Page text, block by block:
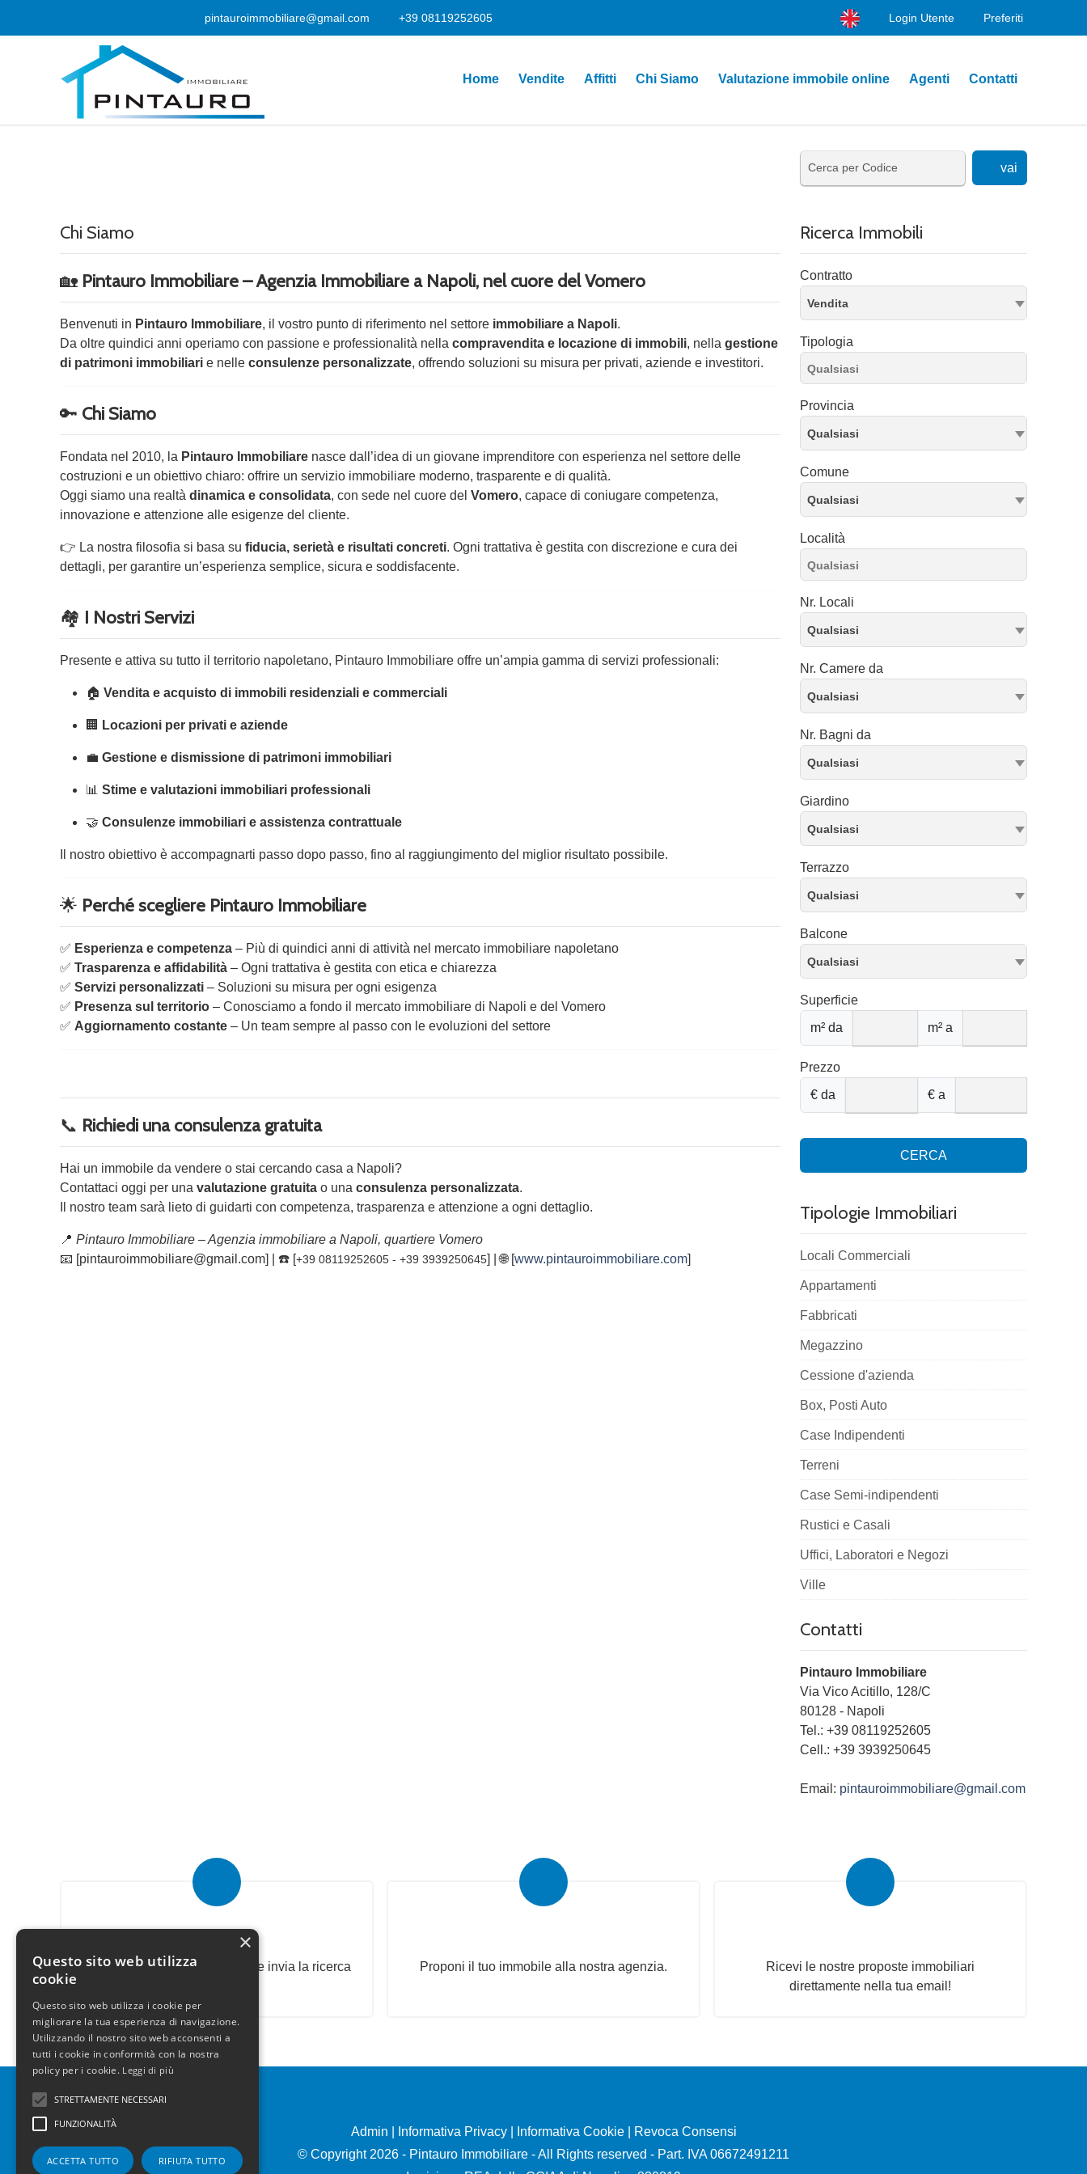
pintauroimmobiliare@gmail.com +39 08119252605 Login Utente Preferiti
Home Vendite Affitti Chi Siamo Valutazione immobile online Agenti Contatti
vai
Chi Siamo
🏡 Pintauro Immobiliare – Agenzia Immobiliare a Napoli, nel cuore del Vomero
Benvenuti in Pintauro Immobiliare, il vostro punto di riferimento nel settore immobiliare a Napoli.
Da oltre quindici anni operiamo con passione e professionalità nella compravendita e locazione di immobili, nella gestione
di patrimoni immobiliari e nelle consulenze personalizzate, offrendo soluzioni su misura per privati, aziende e investitori.
🔑 Chi Siamo
Fondata nel 2010, la Pintauro Immobiliare nasce dall’idea di un giovane imprenditore con esperienza nel settore delle
costruzioni e un obiettivo chiaro: offrire un servizio immobiliare moderno, trasparente e di qualità.
Oggi siamo una realtà dinamica e consolidata, con sede nel cuore del Vomero, capace di coniugare competenza,
innovazione e attenzione alle esigenze del cliente.
👉 La nostra filosofia si basa su fiducia, serietà e risultati concreti. Ogni trattativa è gestita con discrezione e cura dei
dettagli, per garantire un’esperienza semplice, sicura e soddisfacente.
🏘️ I Nostri Servizi
Presente e attiva su tutto il territorio napoletano, Pintauro Immobiliare offre un’ampia gamma di servizi professionali:
🏠 Vendita e acquisto di immobili residenziali e commerciali
🏢 Locazioni per privati e aziende
💼 Gestione e dismissione di patrimoni immobiliari
📊 Stime e valutazioni immobiliari professionali
🤝 Consulenze immobiliari e assistenza contrattuale
Il nostro obiettivo è accompagnarti passo dopo passo, fino al raggiungimento del miglior risultato possibile.
🌟 Perché scegliere Pintauro Immobiliare
✅ Esperienza e competenza – Più di quindici anni di attività nel mercato immobiliare napoletano
✅ Trasparenza e affidabilità – Ogni trattativa è gestita con etica e chiarezza
✅ Servizi personalizzati – Soluzioni su misura per ogni esigenza
✅ Presenza sul territorio – Conosciamo a fondo il mercato immobiliare di Napoli e del Vomero
✅ Aggiornamento costante – Un team sempre al passo con le evoluzioni del settore
📞 Richiedi una consulenza gratuita
Hai un immobile da vendere o stai cercando casa a Napoli?
Contattaci oggi per una valutazione gratuita o una consulenza personalizzata.
Il nostro team sarà lieto di guidarti con competenza, trasparenza e attenzione a ogni dettaglio.
📍 Pintauro Immobiliare – Agenzia immobiliare a Napoli, quartiere Vomero
📧 [pintauroimmobiliare@gmail.com] | ☎️ [+39 08119252605 - +39 3939250645] | 🌐 [www.pintauroimmobiliare.com]
Ricerca Immobili
Contratto
Vendita
Tipologia
Provincia
Qualsiasi
Comune
Qualsiasi
Località
Nr. Locali
Qualsiasi
Nr. Camere da
Qualsiasi
Nr. Bagni da
Qualsiasi
Giardino
Qualsiasi
Terrazzo
Qualsiasi
Balcone
Qualsiasi
Superficie
m² da
m² a
Prezzo
€ da
€ a
CERCA
Tipologie Immobiliari
Locali Commerciali
Appartamenti
Fabbricati
Megazzino
Cessione d'azienda
Box, Posti Auto
Case Indipendenti
Terreni
Case Semi-indipendenti
Rustici e Casali
Uffici, Laboratori e Negozi
Ville
Contatti
Pintauro Immobiliare
Via Vico Acitillo, 128/C
80128 - Napoli
Tel.: +39 08119252605
Cell.: +39 3939250645
Email: pintauroimmobiliare@gmail.com
Descrivi l'immobile che cerchi e invia la ricerca
Proponi il tuo immobile alla nostra agenzia.
Ricevi le nostre proposte immobiliari
direttamente nella tua email!
Admin Informativa Privacy| Informativa Cookie|
Revoca Consensi
© Copyright 2026 - Pintauro Immobiliare - All Rights reserved - Part. IVA 06672491211
×
Questo sito web utilizza
cookie
Questo sito web utilizza i cookie per
migliorare la tua esperienza di navigazione.
Utilizzando il nostro sito web acconsenti a
tutti i cookie in conformità con la nostra
policy per i cookie. Leggi di più
STRETTAMENTE NECESSARI
FUNZIONALITÀ
ACCETTA TUTTO RIFIUTA TUTTO